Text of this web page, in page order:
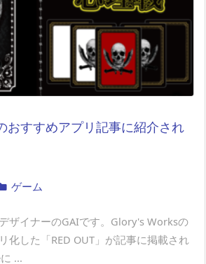
おすすめアプリ記事に紹介され
ゲーム
ザイナーのGAIです。Glory's Worksの
化した「RED OUT」が記事に掲載され
...